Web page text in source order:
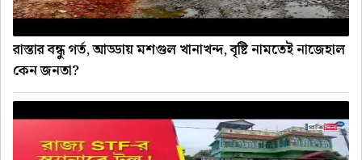
রাস্তার বন্ধু গর্ত, আড্ডায় মশগুল খানাখন্দ, বৃষ্টি নামতেই নাজেহাল
কেন জনতা?